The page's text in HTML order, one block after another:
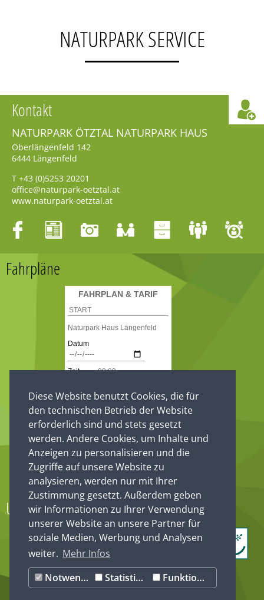
Diese Website benutzt Cookies, die für
den technischen Betrieb der Website
erforderlich sind und stets gesetzt
werden. Andere Cookies, um Inhalte und
Anzeigen zu personalisieren und die
Zugriffe auf unsere Website zu
analysieren, werden nur mit Ihrer
Zustimmung gesetzt. Außerdem geben
wir Informationen zu Ihrer Verwendung
unserer Website an unsere Partner für
soziale Medien, Werbung und Analysen
weiter. Mehr Infos
Notwendig
Statistiken Funktionale
NATURPARK SERVICE
Kontakt
NATURPARK ÖTZTAL NATURPARK HAUS
Oberlängenfeld 142
6444 Längenfeld
T +43 (0)5253 20201
office@naturpark-oetztal.at
www.naturpark-oetztal.at
Fahrpläne
Unsere Partner